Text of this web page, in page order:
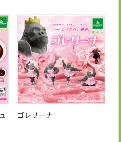
ゴレリーナ